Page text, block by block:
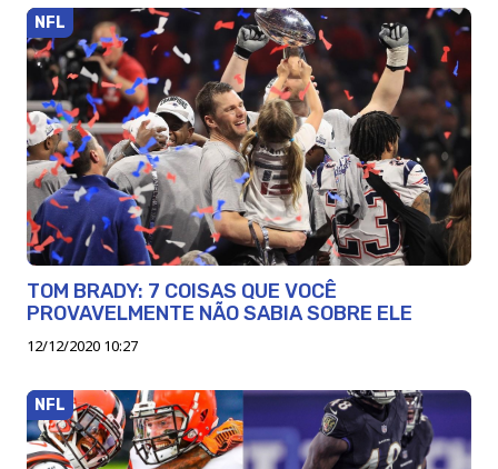
NFL
TOM BRADY: 7 COISAS QUE VOCÊ
PROVAVELMENTE NÃO SABIA SOBRE ELE
12/12/2020 10:27
NFL